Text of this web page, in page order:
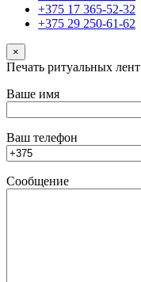
+375 17 365-52-32
+375 29 250-61-62
×
Печать ритуальных лент
Ваше имя
Ваш телефон
Сообщение